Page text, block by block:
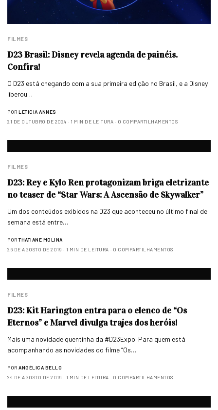
FILMES
D23 Brasil: Disney revela agenda de painéis.
Confira!
O D23 está chegando com a sua primeira edição no Brasil, e a Disney
liberou…
POR LETICIA ANNES
21 DE OUTUBRO DE 2024
1 MIN DE LEITURA 0 COMPARTILHAMENTOS
FILMES
D23: Rey e Kylo Ren protagonizam briga eletrizante
no teaser de “Star Wars: A Ascensão de Skywalker”
Um dos conteúdos exibidos na D23 que aconteceu no último final de
semana está entre…
POR THATIANE MOLINA
26 DE AGOSTO DE 2019
1 MIN DE LEITURA 0 COMPARTILHAMENTOS
FILMES
D23: Kit Harington entra para o elenco de “Os
Eternos” e Marvel divulga trajes dos heróis!
Mais uma novidade quentinha da #D23Expo! Para quem está
acompanhando as novidades do filme “Os…
POR ANGÉLICA BELLO
24 DE AGOSTO DE 2019
1 MIN DE LEITURA 0 COMPARTILHAMENTOS